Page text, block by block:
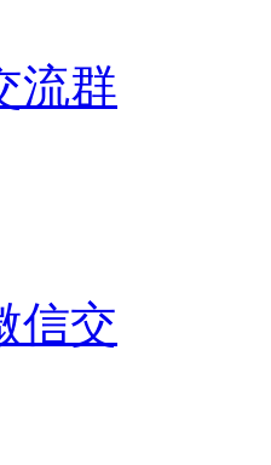
流群
信交